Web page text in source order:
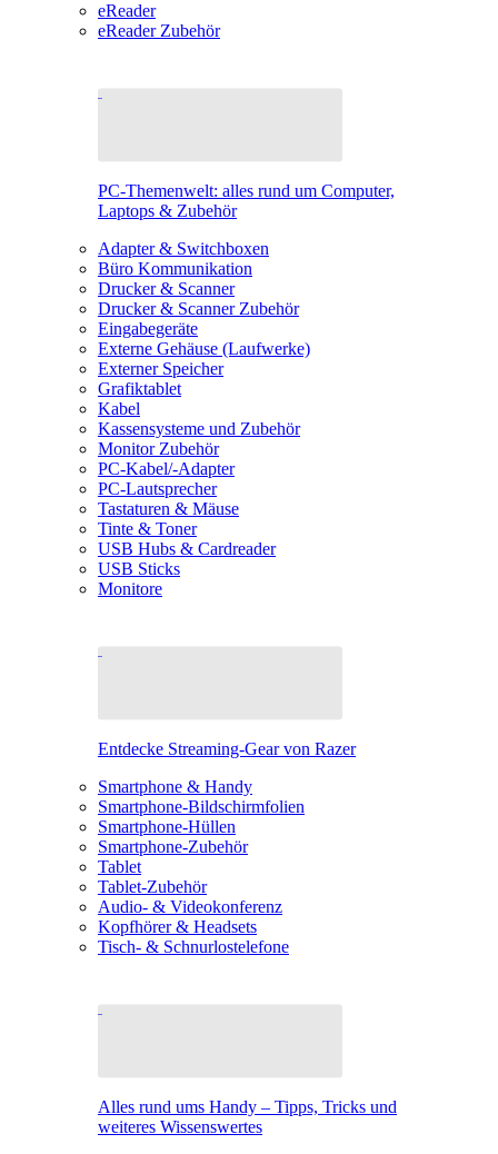
eReader
eReader Zubehör
PC-Themenwelt: alles rund um Computer,
Laptops & Zubehör
Adapter & Switchboxen
Büro Kommunikation
Drucker & Scanner
Drucker & Scanner Zubehör
Eingabegeräte
Externe Gehäuse (Laufwerke)
Externer Speicher
Grafiktablet
Kabel
Kassensysteme und Zubehör
Monitor Zubehör
PC-Kabel/-Adapter
PC-Lautsprecher
Tastaturen & Mäuse
Tinte & Toner
USB Hubs & Cardreader
USB Sticks
Monitore
Entdecke Streaming-Gear von Razer
Smartphone & Handy
Smartphone-Bildschirmfolien
Smartphone-Hüllen
Smartphone-Zubehör
Tablet
Tablet-Zubehör
Audio- & Videokonferenz
Kopfhörer & Headsets
Tisch- & Schnurlostelefone
Alles rund ums Handy – Tipps, Tricks und
weiteres Wissenswertes